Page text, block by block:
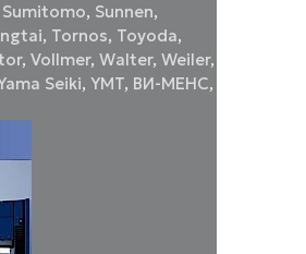
Sumitomo, Sunnen,
, Tornos, Toyoda,
,Vollmer,Walter,Weiler,
Seiki,YMT, ВИ-МЕНС,